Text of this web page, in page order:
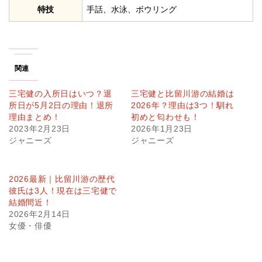
特技 手話、水泳、ボウリング
関連
三宅健の入所日はいつ？退
所日が5月2日の理由！退所
理由まとめ！
2023年2月23日
ジャニーズ
三宅健と比留川游の結婚は
2026年？理由は3つ！馴れ
初めと匂わせも！
2026年1月23日
ジャニーズ
2026最新｜比留川游の歴代
彼氏は3人！現在は三宅健で
結婚間近！
2026年2月14日
女優・俳優